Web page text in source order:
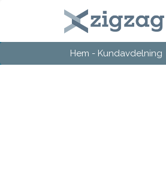
Hem - Kundavdelning